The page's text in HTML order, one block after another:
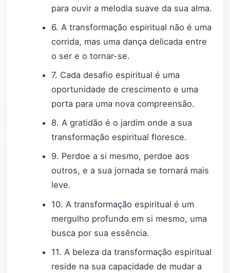
para ouvir a melodia suave da sua alma.
6. A transformação espiritual não é uma
corrida, mas uma dança delicada entre
o ser e o tornar-se.
7. Cada desafio espiritual é uma
oportunidade de crescimento e uma
porta para uma nova compreensão.
8. A gratidão é o jardim onde a sua
transformação espiritual floresce.
9. Perdoe a si mesmo, perdoe aos
outros, e a sua jornada se tornará mais
leve.
10. A transformação espiritual é um
mergulho profundo em si mesmo, uma
busca por sua essência.
11. A beleza da transformação espiritual
reside na sua capacidade de mudar a